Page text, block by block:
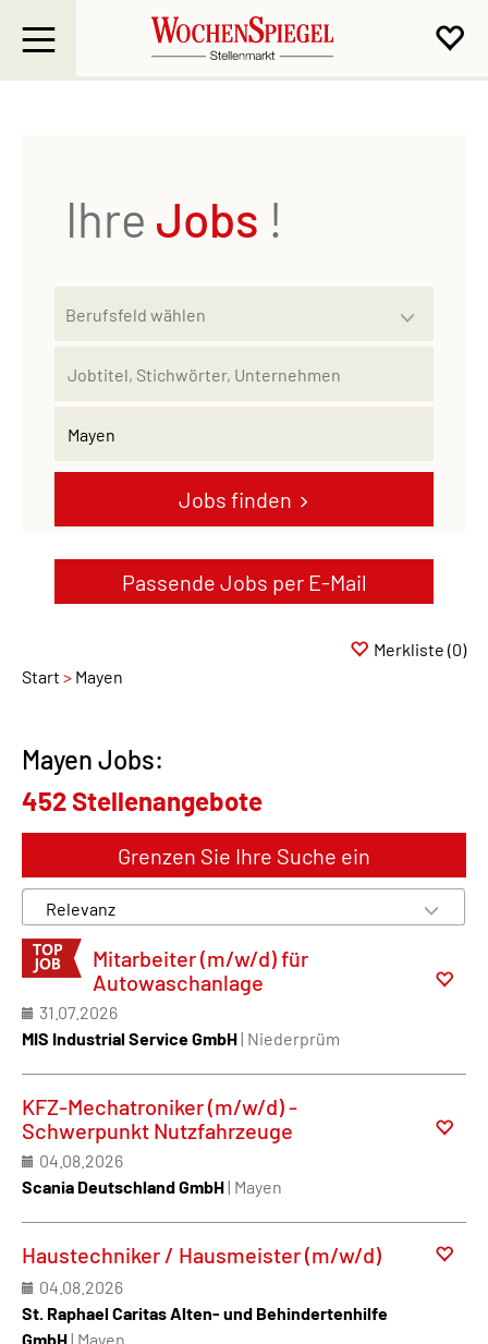
Passende Jobs per E-Mail
Ihre Jobs !
Jobs finden
Start Mayen
Merkliste (0)
Mayen Jobs:
452 Stellenangebote
Grenzen Sie Ihre Suche ein
Mitarbeiter (m/w/d) für
Autowaschanlage
31.07.2026
MIS Industrial Service GmbH| Niederprüm
KFZ-Mechatroniker (m/w/d) -
Schwerpunkt Nutzfahrzeuge
04.08.2026
Scania Deutschland GmbH| Mayen
Haustechniker / Hausmeister (m/w/d)
04.08.2026
St. Raphael Caritas Alten- und Behindertenhilfe
GmbH| Mayen